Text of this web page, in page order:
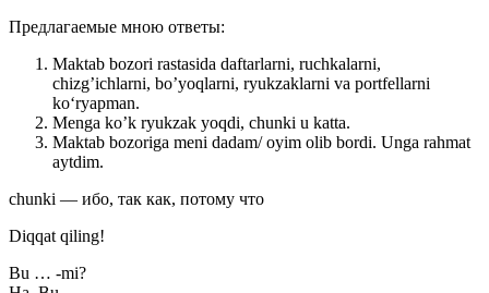
Предлагаемые мною ответы:
Maktab bozori rastasida daftarlarni, ruchkalarni,
chizg’ichlarni, bo’yoqlarni, ryukzaklarni va portfellarni
ko‘ryapman.
Menga ko’k ryukzak yoqdi, chunki u katta.
Maktab bozoriga meni dadam/ oyim olib bordi. Unga rahmat
aytdim.
chunki — ибо, так как, потому что
Diqqat qiling!
Bu … -mi?